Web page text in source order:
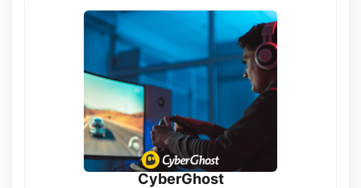
CyberGhost